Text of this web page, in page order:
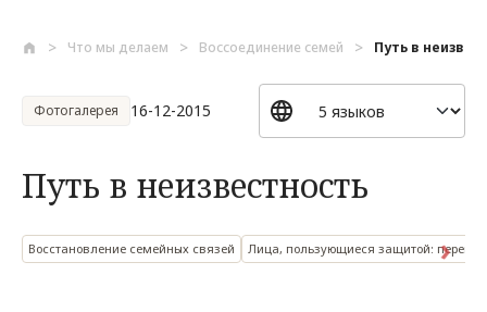
Что мы делаем Воссоединение семей Путь в
Фотогалерея 16-12-2015
Путь в неизвестность
Восстановление семейных связей Лица, пользующиеся защитой: